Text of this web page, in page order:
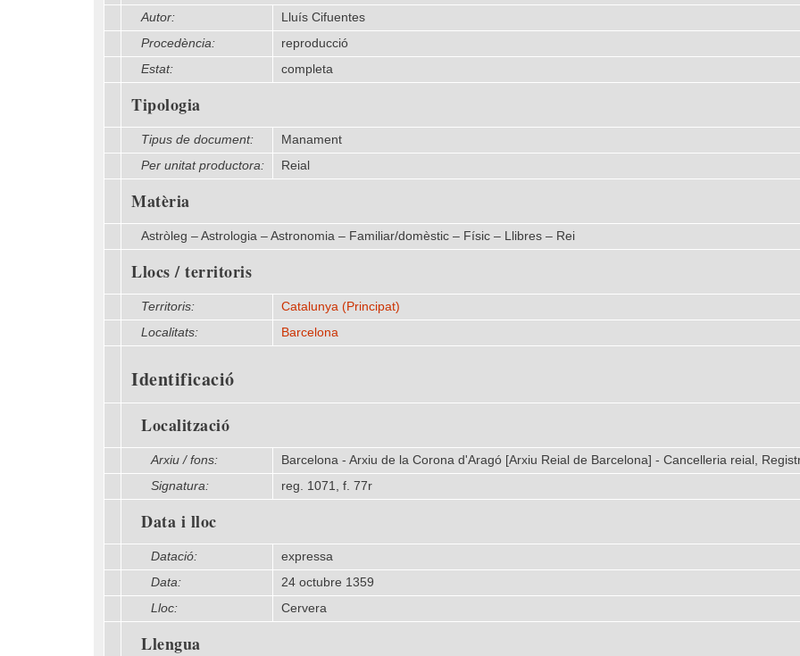
Autor:
Lluís Cifuentes
Procedència:
reproducció
Estat:
completa
Tipologia
Tipus de document:
Manament
Per unitat productora:
Reial
Matèria
Astròleg – Astrologia – Astronomia – Familiar/domèstic – Físic – Llibres – Rei
Llocs / territoris
Territoris:
Catalunya (Principat)
Localitats:
Barcelona
Identificació
Localització
Arxiu / fons:
Barcelona - Arxiu de la Corona d'Aragó [Arxiu Reial de Barcelona] - Cancelleria reial,
Signatura:
reg. 1071, f. 77r
Data i lloc
Datació:
expressa
Data:
24 octubre 1359
Lloc:
Cervera
Llengua